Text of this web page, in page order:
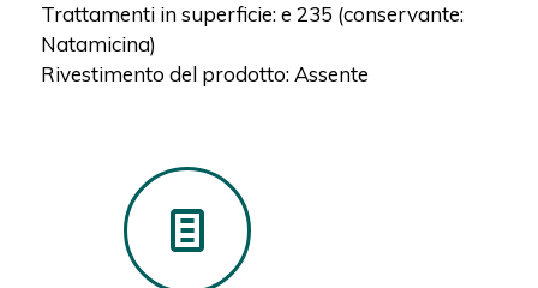
Trattamenti in superficie: e 235 (conservante:
Natamicina)
Rivestimento del prodotto: Assente